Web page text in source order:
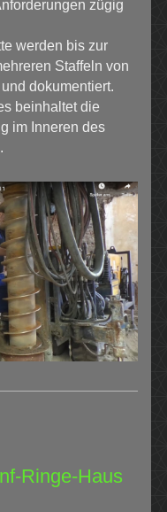
zügig
werden bis zur
Staffeln von
dokumentiert.
beinhaltet die
im Inneren des
Ringe-Haus